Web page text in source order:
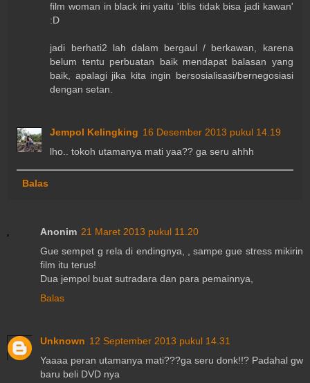
film woman in black ini yaitu 'iblis tidak bisa jadi kawan'
:D
jadi berhati2 lah dalam bergaul / berkawan, karena
belum tentu perbuatan baik mendapat balasan yang
baik, apalagi jika kita ingin bersosialisasi/bernegosiasi
dengan setan.
Jempol Kelingking 16 Desember 2013 pukul 14.19
lho.. tokoh utamanya mati yaa?? ga seru ahhh
Balas
Anonim 21 Maret 2013 pukul 11.20
Gue sempet g rela di endingnya, , sampe gue stress mikirin
film itu terus!
Dua jempol buat sutradara dan para pemainnya,
Balas
Unknown 12 September 2013 pukul 14.31
Yaaaa peran utamanya mati???ga seru donk!!? Padahal gw
baru beli DVD nya